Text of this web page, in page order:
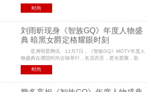
办的全球中华小姐&全球中华夫人中国总决赛在大湾区深圳
星河吉酒店隆重举办。来自时尚界、媒体界、电影界
时尚
刘雨昕现身《智族GQ》年度人物盛
典 暗黑女爵定格耀眼时刻
亚洲明星网讯 12月7日，《智族GQ》MOTY年度人
物盛典在濮院时尚古镇举行，名流而至，星光荟聚，歌
手、舞者、音乐制作人刘雨昕受邀参加此次盛典，呈现出
融合特色底蕴和当代风尚的摩登姿态。 本次活动出发
时尚